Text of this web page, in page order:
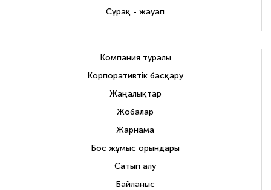
Сұрақ - жауап
Компания туралы
Корпоративтік басқару
Жаңалықтар
Жобалар
Жарнама
Бос жұмыс орындары
Сатып алу
Байланыс